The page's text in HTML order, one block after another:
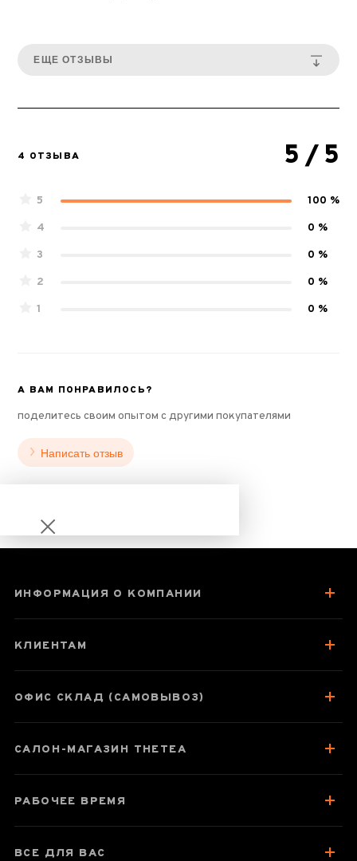
ЕЩЕ ОТЗЫВЫ
4 ОТЗЫВА 5 / 5
5
100 %
4
0 %
3
0 %
2
0 %
1
0 %
А ВАМ ПОНРАВИЛОСЬ?
поделитесь своим опытом с другими покупателями
Написать отзыв
Паспорт товара
О чае
ИНФОРМАЦИЯ О КОМПАНИИ
КЛИЕНТАМ
ОФИС СКЛАД (САМОВЫВОЗ)
САЛОН-МАГАЗИН THETEA
РАБОЧЕЕ ВРЕМЯ
ВСЕ ДЛЯ ВАС